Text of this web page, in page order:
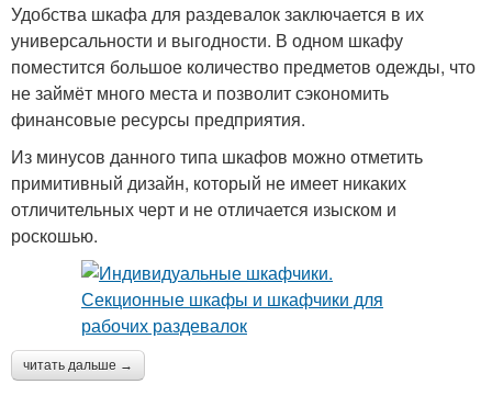
Удобства шкафа для раздевалок заключается в их
универсальности и выгодности. В одном шкафу
поместится большое количество предметов одежды, что
не займёт много места и позволит сэкономить
финансовые ресурсы предприятия.
Из минусов данного типа шкафов можно отметить
примитивный дизайн, который не имеет никаких
отличительных черт и не отличается изыском и
роскошью.
читать дальше →